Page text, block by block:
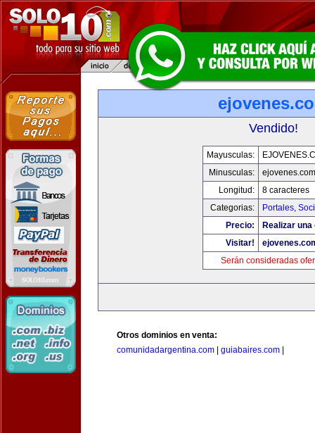
Vendido!
Mayusculas:
Minusculas:
ejovenes.com
Longitud:
8 caracteres
Categorias:
Portales,
Precio:
Realizar
Visitar!
Serán consideradas
Otros dominios en venta:
comunidadargentina.com
guiabaires.com